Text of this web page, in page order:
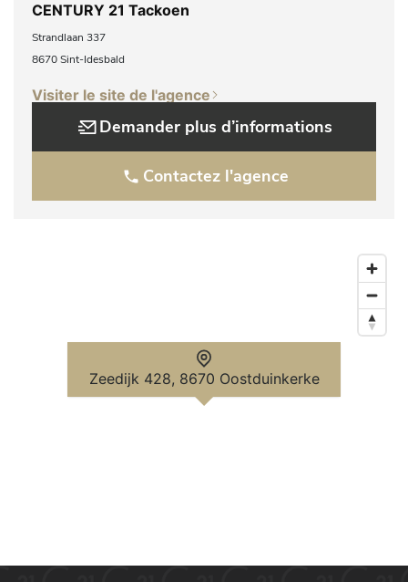
CENTURY 21 Tackoen
Strandlaan 337
8670 Sint-Idesbald
Visiter le site de l'agence
Demander plus d’informations
Contactez l'agence
Zeedijk 428, 8670 Oostduinkerke